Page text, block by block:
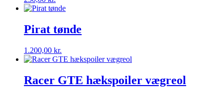
Pirat tønde
1.200,00 kr.
Racer GTE hækspoiler vægreol